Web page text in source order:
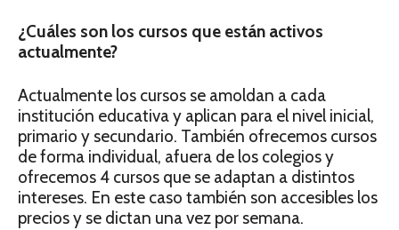
¿Cuáles son los cursos que están activos
actualmente?
Actualmente los cursos se amoldan a cada
institución educativa y aplican para el nivel inicial,
primario y secundario. También ofrecemos cursos
de forma individual, afuera de los colegios y
ofrecemos 4 cursos que se adaptan a distintos
intereses. En este caso también son accesibles los
precios y se dictan una vez por semana.